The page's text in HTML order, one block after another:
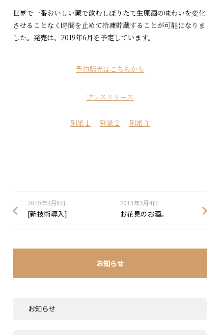
お知らせ
お知らせ
世界で一番おいしい蔵で飲むしぼりたて生原酒の味わいを変化
させることなく時間を止めて冷凍貯蔵することが可能になりま
した。発売は、2019年6月を予定しています。
予約販売はこちらから
プレスリリース
別紙１ 別紙２ 別紙３
2019年3月6日
[新技術導入]
2019年3月4日
お花見のお酒。